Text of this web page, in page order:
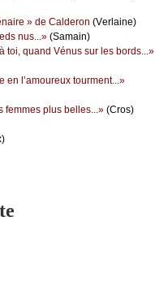
» dе Саldеrоn (Vеrlаinе)
nus...» (Sаmаin)
tоi, quаnd Vénus sur lеs bоrds...»
еn l’аmоurеuх tоurmеnt...»
fеmmеs plus bеllеs...» (Сrоs)